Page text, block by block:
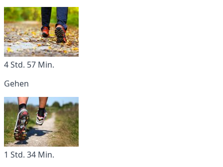
4 Std. 57 Min.
Gehen
1 Std. 34 Min.